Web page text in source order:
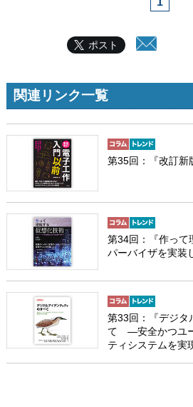
ポスト
関連リンク一覧
第35回：『改訂新
第34回：『作って
パーバイザを実装
第33回：『デジタ
て ―安全かつユ
ティシステムを実